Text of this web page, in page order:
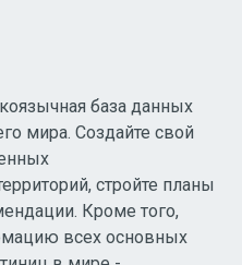
база данных
мира. Создайте свой
стройте планы
Кроме того,
всех основных